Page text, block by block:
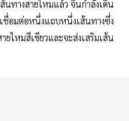
นทางสายไหมแล้ว จีนกำลังเดิน
ชื่อมต่อหนึ่งแถบหนึ่งเส้นทางซึ่ง
ยไหมสีเขียวและจะส่งเสริมเส้น